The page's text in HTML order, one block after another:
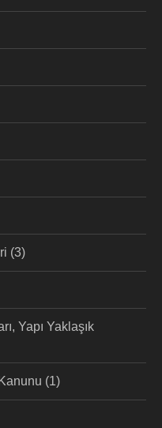
(3)
Yapı Yaklaşık
(1)